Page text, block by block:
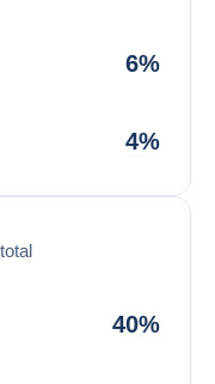
6%
4%
40%